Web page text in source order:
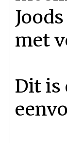
met
Dit is